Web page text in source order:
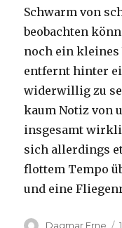
Schwarm von
beobachten
noch ein kleines
entfernt hinter
widerwillig zu
kaum Notiz von
insgesamt
sich allerdings
flottem Tempo
und eine
Autor
Dagmar Erne